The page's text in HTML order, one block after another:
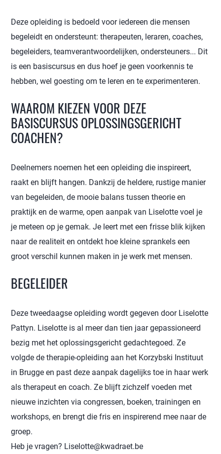
Deze opleiding is bedoeld voor iedereen die mensen
begeleidt en ondersteunt: therapeuten, leraren, coaches,
begeleiders, teamverantwoordelijken, ondersteuners... Dit
is een basiscursus en dus hoef je geen voorkennis te
hebben, wel goesting om te leren en te experimenteren.
WAAROM KIEZEN VOOR DEZE
BASISCURSUS OPLOSSINGSGERICHT
COACHEN?
Deelnemers noemen het een opleiding die inspireert,
raakt en blijft hangen. Dankzij de heldere, rustige manier
van begeleiden, de mooie balans tussen theorie en
praktijk en de warme, open aanpak van Liselotte voel je
je meteen op je gemak. Je leert met een frisse blik kijken
naar de realiteit en ontdekt hoe kleine sprankels een
groot verschil kunnen maken in je werk met mensen.
BEGELEIDER
Deze tweedaagse opleiding wordt gegeven door Liselotte
Pattyn. Liselotte is al meer dan tien jaar gepassioneerd
bezig met het oplossingsgericht gedachtegoed. Ze
volgde de therapie-opleiding aan het Korzybski Instituut
in Brugge en past deze aanpak dagelijks toe in haar werk
als therapeut en coach. Ze blijft zichzelf voeden met
nieuwe inzichten via congressen, boeken, trainingen en
workshops, en brengt die fris en inspirerend mee naar de
groep.
Heb je vragen? Liselotte@kwadraet.be